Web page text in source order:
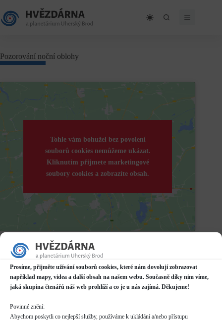
Prosíme, přijměte užívání souborů cookies, které nám dovolují zobrazovat
například mapy, videa a další obsah na našem webu. Současně díky nim víme,
jaká skupina čtenářů náš web prohlíží a co je u nás zajímá. Děkujeme!
Povinné znění:
Abychom poskytli co nejlepší služby, používáme k ukládání a/nebo přístupu
to
content
Pozorování noční oblohy
Tohle vám bohužel bez povolení
souborů cookies nemůžeme ukázat.
Kliknutím přijmete marketingové
soubory cookies a zobrazíte obsah.
Datum / čas
08.11.2023
18:00 - 21:00
Místo konání
Hvězdárna
Další informace o dostupnosti a parkování